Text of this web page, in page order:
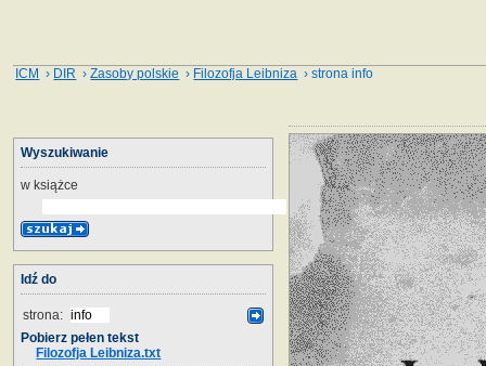
ICM › DIR ›Zasoby polskie › Filozofja Leibniza › strona info
Wyszukiwanie
w książce
Idź do
strona:
Pobierz pełen tekst
Filozofja Leibniza.txt